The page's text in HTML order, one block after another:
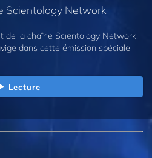
Scientology Network
de la chaîne Scientology Network,
dans cette émission spéciale
Lecture